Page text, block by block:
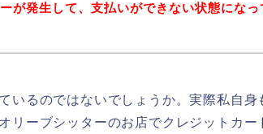
が発生して、支払いができない状態になっ
いるのではないでしょうか。実際私自身
リーブシッターのお店でクレジットカー